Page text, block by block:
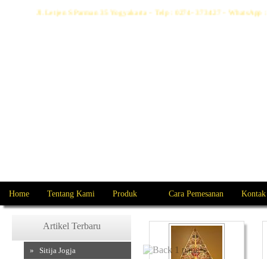
Jl. Letjen S Parman 35 Yogyakarta - Telp : 0274- 373427 -
Home Tentang Kami Produk Cara Pemesanan
Artikel Terbaru
» Sitija Jogja